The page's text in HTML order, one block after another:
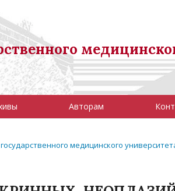
Авторам
медицинского